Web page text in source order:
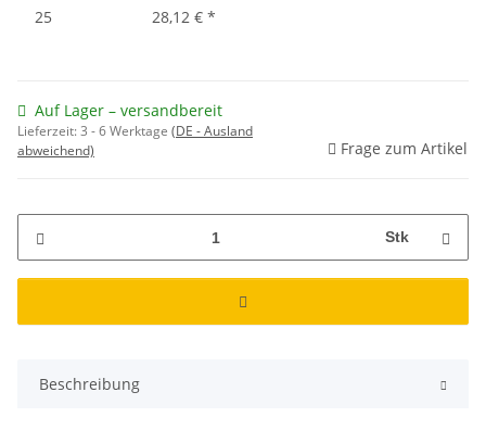
25
28,12 € *
Auf Lager – versandbereit
Lieferzeit:3 - 6 Werktage (DE - Ausland
abweichend)
Frage zum Artikel
Stk
Beschreibung